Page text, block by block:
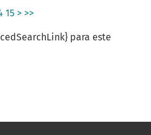
15 > >>
para este